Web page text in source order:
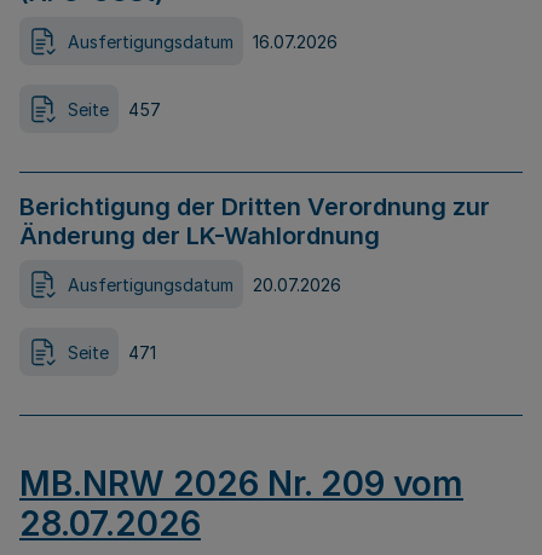
Ausfertigungsdatum 16.07.2026
Seite 457
Berichtigung der Dritten Verordnung zur
Änderung der LK-Wahlordnung
Ausfertigungsdatum 20.07.2026
Seite 471
MB.NRW 2026 Nr. 209 vom
28.07.2026